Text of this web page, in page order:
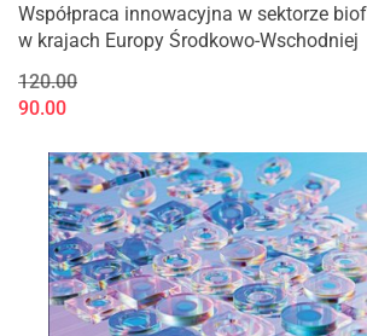
Współpraca innowacyjna w sektorze
w krajach Europy Środkowo-Wschodniej
120.00
90.00